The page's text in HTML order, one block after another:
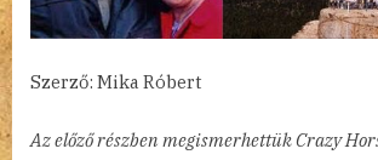
Szerző: Mika Róbert
Az előző részben megismerhettük Crazy